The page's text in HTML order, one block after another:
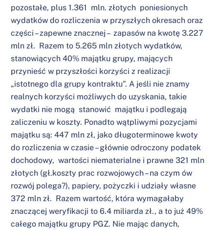
pozostałe, plus 1.361 mln. złotych poniesionych
wydatków do rozliczenia w przyszłych okresach oraz
części – zapewne znacznej – zapasów na kwotę 3.227
mln zł. Razem to 5.265 mln złotych wydatków,
stanowiących 40% majątku grupy, mających
przynieść w przyszłości korzyści z realizacji
„istotnego dla grupy kontraktu”. A jeśli nie znamy
realnych korzyści możliwych do uzyskania, takie
wydatki nie mogą stanowić majątku i podlegają
zaliczeniu w koszty. Ponadto wątpliwymi pozycjami
majątku są: 447 mln zł, jako długoterminowe kwoty
do rozliczenia w czasie – głównie odroczony podatek
dochodowy, wartości niematerialne i prawne 321 mln
złotych (gł.koszty prac rozwojowych – na czym ów
rozwój polega?), papiery, pożyczki i udziały własne
372 mln zł. Razem wartość, która wymagałaby
znaczącej weryfikacji to 6.4 miliarda zł., a to już 49%
całego majątku grupy PGZ. Nie mając danych,